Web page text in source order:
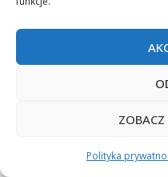
ZOBACZ
Polityka
Plakat edukacyjny –